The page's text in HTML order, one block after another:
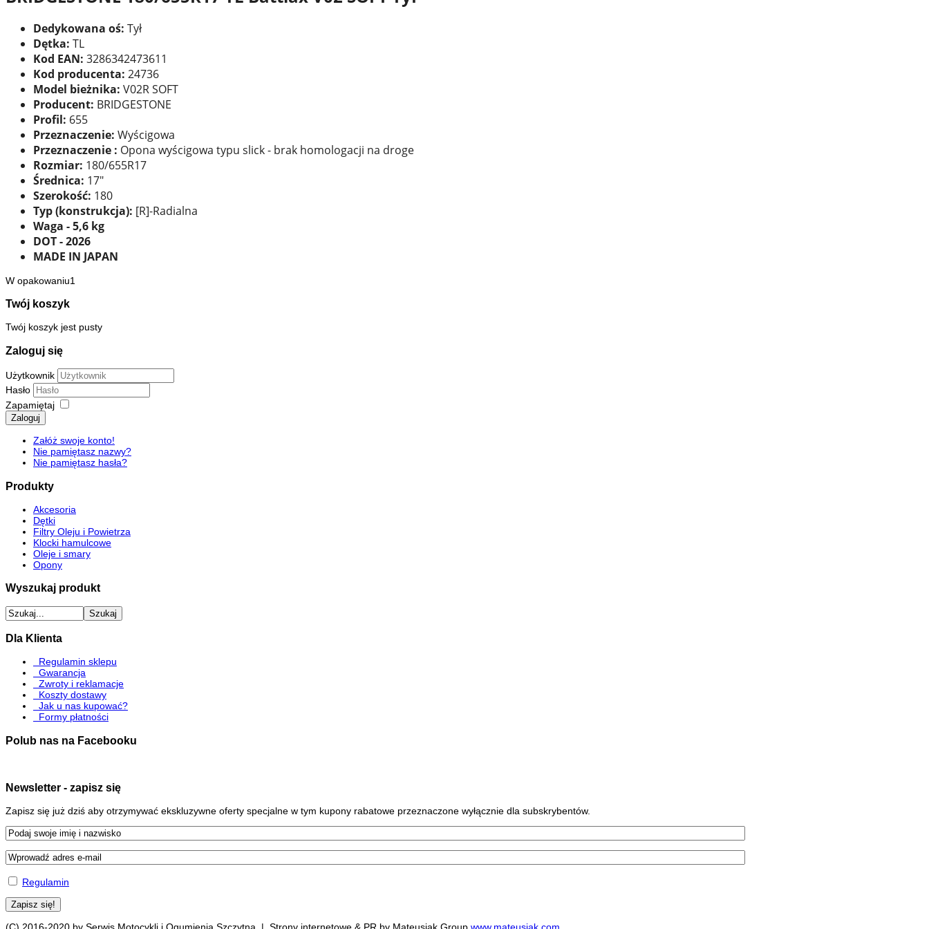
Dedykowana oś: Tył
Dętka: TL
Kod EAN: 3286342473611
Kod producenta: 24736
Model bieżnika: V02R SOFT
Producent: BRIDGESTONE
Profil: 655
Przeznaczenie: Wyścigowa
Przeznaczenie : Opona wyścigowa typu slick - brak homologacji na droge
Rozmiar: 180/655R17
Średnica: 17"
Szerokość: 180
Typ (konstrukcja): [R]-Radialna
Waga - 5,6 kg
DOT - 2026
MADE IN JAPAN
W opakowaniu1
Twój koszyk
Twój koszyk jest pusty
Zaloguj się
Użytkownik
Hasło
Zapamiętaj
Zaloguj
Załóż swoje konto!
Nie pamiętasz nazwy?
Nie pamiętasz hasła?
Produkty
Akcesoria
Dętki
Filtry Oleju i Powietrza
Klocki hamulcowe
Oleje i smary
Opony
Wyszukaj produkt
Dla Klienta
Regulamin sklepu
Gwarancja
Zwroty i reklamacje
Koszty dostawy
Jak u nas kupować?
Formy płatności
Polub nas na Facebooku
Newsletter - zapisz się
Zapisz się już dziś aby otrzymywać ekskluzywne oferty specjalne w tym kupony rabatowe przeznaczone wyłącznie dla subskrybentów.
Regulamin